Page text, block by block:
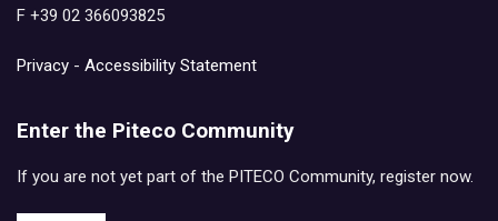
F +39 02 366093825
Privacy - Accessibility Statement
Enter the Piteco Community
If you are not yet part of the PITECO Community, register now.